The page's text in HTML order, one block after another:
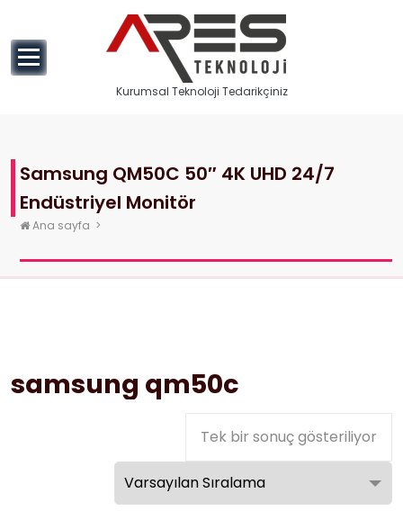
Kurumsal Teknoloji Tedarikçiniz
Samsung QM50C 50″ 4K UHD 24/7
Endüstriyel Monitör
Ana sayfa >
samsung qm50c
Tek bir sonuç gösteriliyor